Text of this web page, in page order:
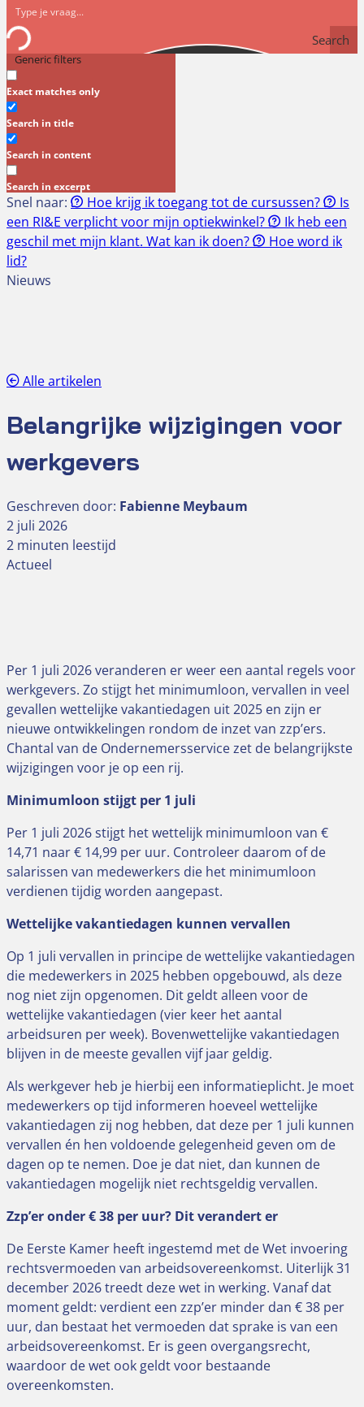
Search
Generic filters
Exact matches only
Search in title
Search in content
Search in excerpt
Snel naar: Hoe krijg ik toegang tot de cursussen?
Is
een RI&E verplicht voor mijn optiekwinkel?
Ik heb een
geschil met mijn klant. Wat kan ik doen?
Hoe word ik
lid?
Nieuws
Alle artikelen
Belangrijke wijzigingen voor
werkgevers
Geschreven door: Fabienne Meybaum
2 juli 2026
2 minuten leestijd
Actueel
Per 1 juli 2026 veranderen er weer een aantal regels voor
werkgevers. Zo stijgt het minimumloon, vervallen in veel
gevallen wettelijke vakantiedagen uit 2025 en zijn er
nieuwe ontwikkelingen rondom de inzet van zzp’ers.
Chantal van de Ondernemersservice zet de belangrijkste
wijzigingen voor je op een rij.
Minimumloon stijgt per 1 juli
Per 1 juli 2026 stijgt het wettelijk minimumloon van €
14,71 naar € 14,99 per uur. Controleer daarom of de
salarissen van medewerkers die het minimumloon
verdienen tijdig worden aangepast.
Wettelijke vakantiedagen kunnen vervallen
Op 1 juli vervallen in principe de wettelijke vakantiedagen
die medewerkers in 2025 hebben opgebouwd, als deze
nog niet zijn opgenomen. Dit geldt alleen voor de
wettelijke vakantiedagen (vier keer het aantal
arbeidsuren per week). Bovenwettelijke vakantiedagen
blijven in de meeste gevallen vijf jaar geldig.
Als werkgever heb je hierbij een informatieplicht. Je moet
medewerkers op tijd informeren hoeveel wettelijke
vakantiedagen zij nog hebben, dat deze per 1 juli kunnen
vervallen én hen voldoende gelegenheid geven om de
dagen op te nemen. Doe je dat niet, dan kunnen de
vakantiedagen mogelijk niet rechtsgeldig vervallen.
Zzp’er onder € 38 per uur? Dit verandert er
De Eerste Kamer heeft ingestemd met de Wet invoering
rechtsvermoeden van arbeidsovereenkomst. Uiterlijk 31
december 2026 treedt deze wet in werking. Vanaf dat
moment geldt: verdient een zzp’er minder dan € 38 per
uur, dan bestaat het vermoeden dat sprake is van een
arbeidsovereenkomst. Er is geen overgangsrecht,
waardoor de wet ook geldt voor bestaande
overeenkomsten.